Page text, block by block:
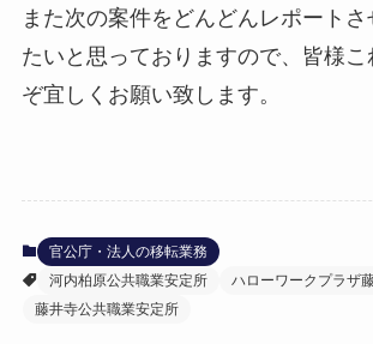
また次の案件をどんどんレポートさ
たいと思っておりますので、皆様こ
ぞ宜しくお願い致します。
官公庁・法人の移転業務
河内柏原公共職業安定所
ハローワークプラザ
藤井寺公共職業安定所